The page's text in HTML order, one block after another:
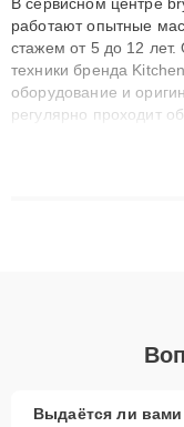
работают опытные
стажем от 5 до 12
техники бренда
оборудование и
регулярно проходит
технику с
Выдаётся ли вами